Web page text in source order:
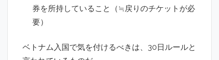
券を所持していること（≒戻りのチケットが必
要）
ベトナム入国で気を付けるべきは、30日ルールと